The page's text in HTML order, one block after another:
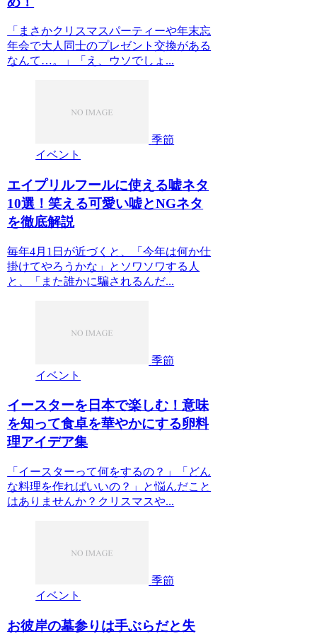
「まさかクリスマスパーティーや年末忘
年会で大人同士のプレゼント交換がある
なんて…。」「え、ウソでしょ...
季節
イベント
エイプリルフールに使える嘘ネタ
10選！笑える可愛い嘘とNGネタ
を徹底解説
毎年4月1日が近づくと、「今年は何か仕
掛けてやろうかな」とソワソワする人
と、「また誰かに騙されるんだ...
季節
イベント
イースターを日本で楽しむ！意味
を知って食卓を華やかにする卵料
理アイデア集
「イースターって何をするの？」「どん
な料理を作ればいいの？」と悩んだこと
はありませんか？クリスマスや...
季節
イベント
お彼岸の墓参りは手ぶらだと失